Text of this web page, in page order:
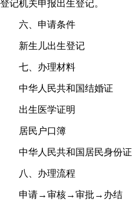
登记机关申报出生登记。
六、申请条件
新生儿出生登记
七、办理材料
中华人民共和国结婚证
出生医学证明
居民户口簿
中华人民共和国居民身份证
八、办理流程
申请→审核→审批→办结